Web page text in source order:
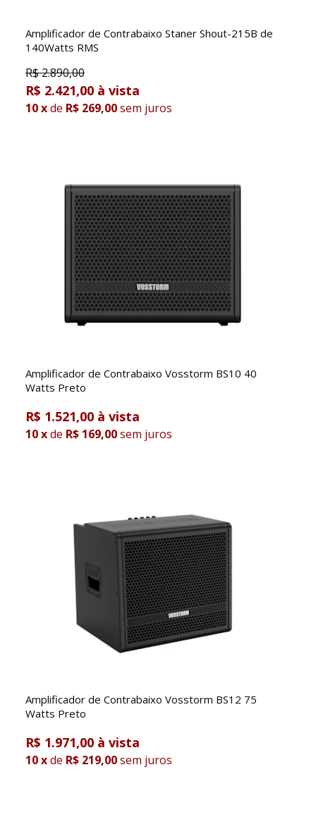
Amplificador de Contrabaixo Staner Shout-215B de
140Watts RMS
R$2.890,00
R$ 2.421,00
10xde R$ 269,00sem juros
Amplificador de Contrabaixo Vosstorm BS10 40
Watts Preto
R$ 1.521,00
10xde R$ 169,00sem juros
Amplificador de Contrabaixo Vosstorm BS12 75
Watts Preto
R$ 1.971,00
10xde R$ 219,00sem juros